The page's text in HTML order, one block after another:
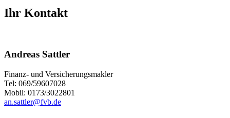
Ihr Kontakt
Andreas Sattler
Finanz- und Versicherungsmakler
Tel: 069/59607028
Mobil: 0173/3022801
an.sattler@fvb.de